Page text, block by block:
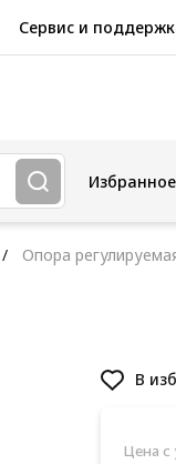
Сервис и
Избранное
Опора
В
Цена